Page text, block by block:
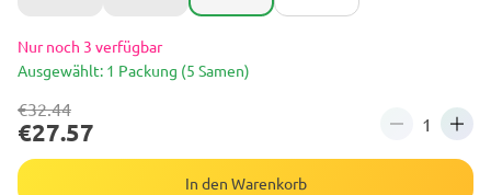
Nur noch 3 verfügbar
Ausgewählt: 1 Packung (5 Samen)
€32.44
€27.57
In den Warenkorb